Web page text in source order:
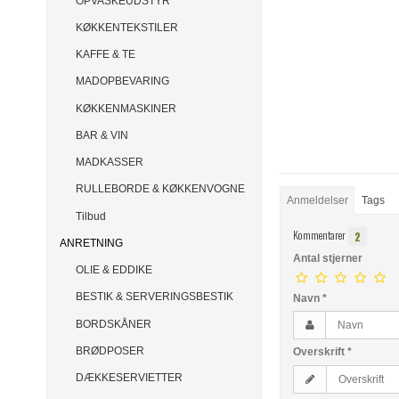
KØKKENTEKSTILER
KAFFE & TE
MADOPBEVARING
KØKKENMASKINER
BAR & VIN
MADKASSER
RULLEBORDE & KØKKENVOGNE
Tilbud
ANRETNING
OLIE & EDDIKE
BESTIK & SERVERINGSBESTIK
BORDSKÅNER
BRØDPOSER
DÆKKESERVIETTER
Anmeldelser Tags
Kommentarer 2
Antal stjerner
Navn*
Overskrift*